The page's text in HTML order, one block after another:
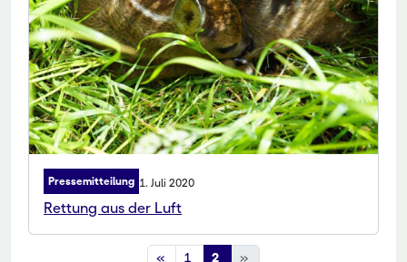
Pressemitteilung 1. Juli 2020
Rettung aus der Luft
« 1 2 »